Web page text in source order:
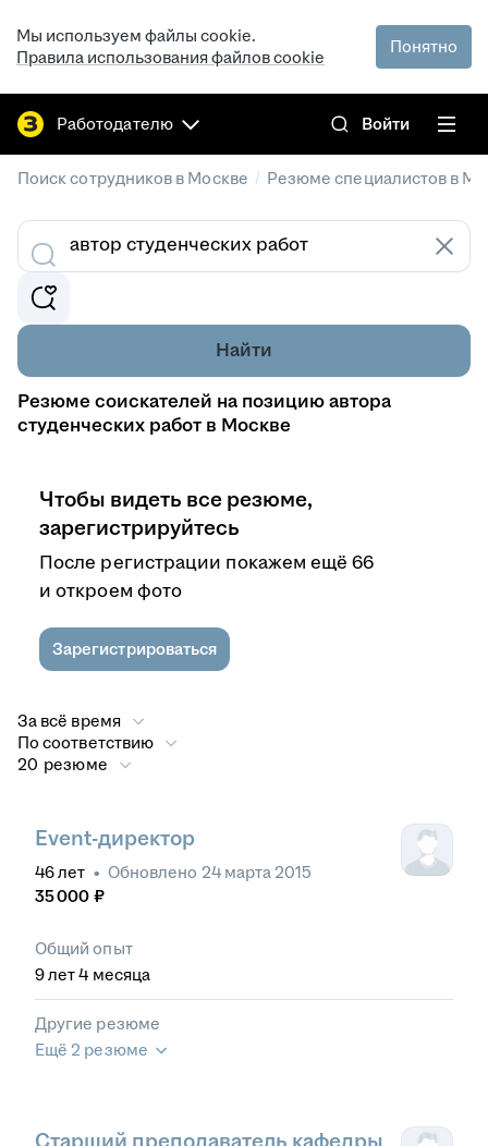
Мы используем файлы cookie.
Правила использования файлов cookie
Понятно
Работодателю Войти
Поиск сотрудников в Москве / Резюме специалистов в
Найти
Резюме соискателей на позицию автора
студенческих работ в Москве
Чтобы видеть все резюме,
зарегистрируйтесь
После регистрации покажем ещё 66
и откроем фото
Зарегистрироваться
За всё время
По соответствию
20 резюме
Event-директор
46лет • Обновлено 24 марта 2015
35 000 ₽
Общий опыт
9лет 4 месяца
Другие резюме
Ещё 2 резюме
Старший преподаватель кафедры